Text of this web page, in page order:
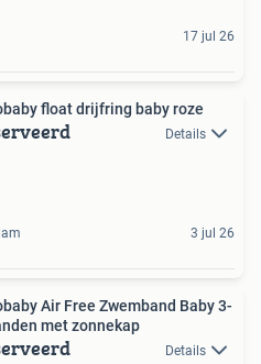
17 jul 26
float drijfring baby roze
Details
3 jul 26
Air Free Zwemband Baby 3-
met zonnekap
Details